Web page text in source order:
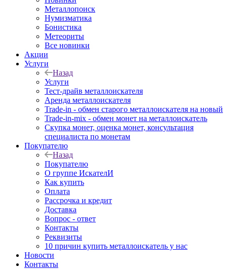
Металлопоиск
Нумизматика
Бонистика
Метеориты
Все новинки
Акции
Услуги
Назад
Услуги
Тест-драйв металлоискателя
Аренда металлоискателя
Trade-in - обмен старого металлоискателя на новый
Trade-in-mix - обмен монет на металлоискатель
Скупка монет, оценка монет, консультация
специалиста по монетам
Покупателю
Назад
Покупателю
О группе ИскателИ
Как купить
Оплата
Рассрочка и кредит
Доставка
Вопрос - ответ
Контакты
Реквизиты
10 причин купить металлоискатель у нас
Новости
Контакты